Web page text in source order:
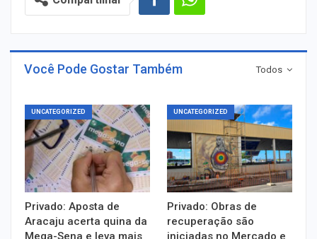
Todos
Você Pode Gostar Também
UNCATEGORIZED
Privado: Aposta de
Aracaju acerta quina da
Mega-Sena e leva mais
UNCATEGORIZED
Privado: Obras de
recuperação são
iniciadas no Mercado e